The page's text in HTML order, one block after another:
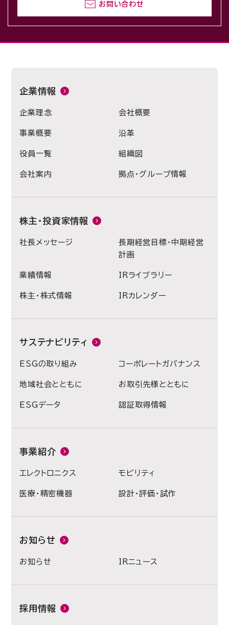
お問い合わせ
企業情報
企業理念 会社概要
事業概要 沿革
役員一覧 組織図
会社案内 拠点・グループ情報
株主・投資家情報
社長メッセージ
長期経営目標・中期経営
計画
業績情報 IRライブラリー
株主・株式情報 IRカレンダー
サステナビリティ
ESGの取り組み コーポレートガバナンス
地域社会とともに お取引先様とともに
ESGデータ 認証取得情報
事業紹介
エレクトロニクス モビリティ
医療・精密機器 設計・評価・試作
お知らせ
お知らせ IRニュース
採用情報